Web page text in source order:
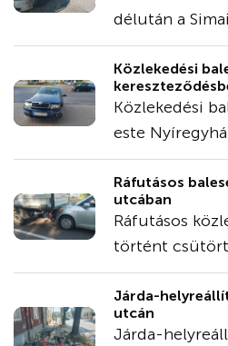
délután a
Közlekedési
Közlekedési
este
Ráfutásos
utcában
Ráfutásos
történt
Járda-
utcán
Járda-